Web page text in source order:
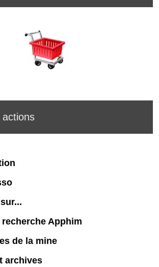
Apphim
de la mine
archives